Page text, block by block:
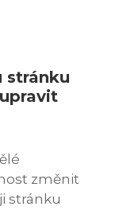
stránku
změnit
stránku